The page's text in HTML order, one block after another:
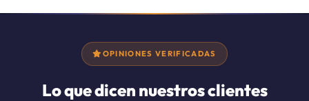
OPINIONES VERIFICADAS
Lo que dicen nuestros clientes